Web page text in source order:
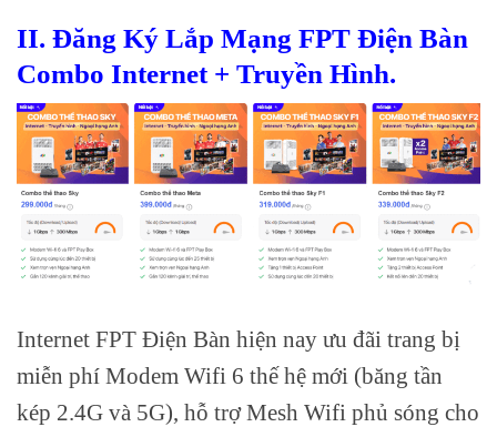
II. Đăng Ký Lắp Mạng FPT Điện Bàn
Combo Internet + Truyền Hình.
Internet FPT Điện Bàn hiện nay ưu đãi trang bị
miễn phí Modem Wifi 6 thế hệ mới (băng tần
kép 2.4G và 5G), hỗ trợ Mesh Wifi phủ sóng cho